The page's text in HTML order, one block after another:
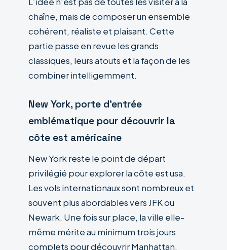
chaîne, mais de composer un ensemble
cohérent, réaliste et plaisant. Cette
partie passe en revue les grands
classiques, leurs atouts et la façon de les
combiner intelligemment.
New York, porte d’entrée
emblématique pour découvrir la
côte est américaine
New York reste le point de départ
privilégié pour explorer la côte est usa.
Les vols internationaux sont nombreux et
souvent plus abordables vers JFK ou
Newark. Une fois sur place, la ville elle-
même mérite au minimum trois jours
complets pour découvrir Manhattan,